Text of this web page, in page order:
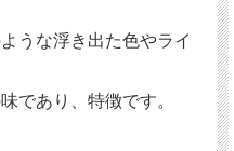
うな浮き出た色やライ
であり、特徴です。